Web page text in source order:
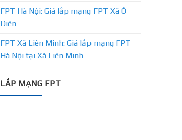
FPT Hà Nội: Giá lắp mạng FPT Xã Ô
Diên
FPT Xã Liên Minh: Giá lắp mạng FPT
Hà Nội tại Xã Liên Minh
LẮP MẠNG FPT